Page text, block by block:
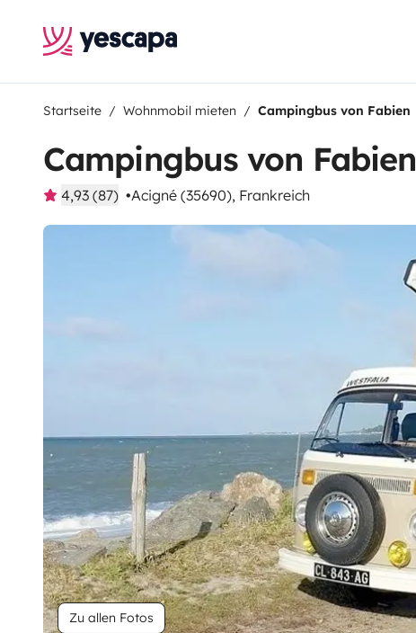
Startseite Wohnmobil mieten Campingbus von Fabien
Campingbus von Fabien
4,93 (87) Acigné (35690), Frankreich
Zu allen Fotos